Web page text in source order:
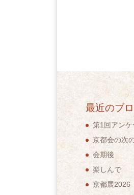
最近のブ
第1回アンケ
京都会の次
会期後
楽しんで
京都展2026